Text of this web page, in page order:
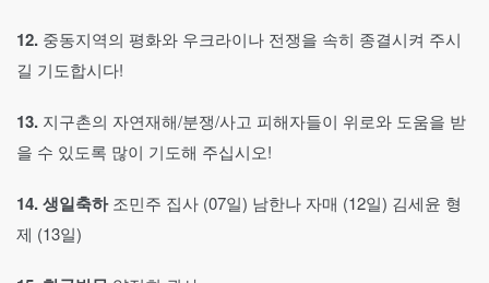
12. 중동지역의 평화와 우크라이나 전쟁을 속히 종결시켜 주시
길 기도합시다!
13. 지구촌의 자연재해/분쟁/사고 피해자들이 위로와 도움을 받
을 수 있도록 많이 기도해 주십시오!
14.생일축하조민주 집사 (07일) 남한나 자매 (12일) 김세윤 형
제 (13일)